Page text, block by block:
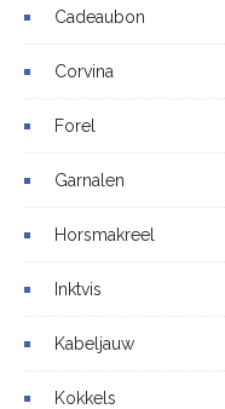
Cadeaubon
Corvina
Forel
Garnalen
Horsmakreel
Inktvis
Kabeljauw
Kokkels